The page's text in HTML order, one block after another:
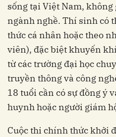
sống tại Việt Nam,
ngành nghề. Thí sinh có
thức cá nhân hoặc theo
viên), đặc biệt khuyến
từ các trường đại học
truyền thông và công
18 tuổi cần có sự đồng ý
huynh hoặc người giám
Cuộc thi chính thức khởi